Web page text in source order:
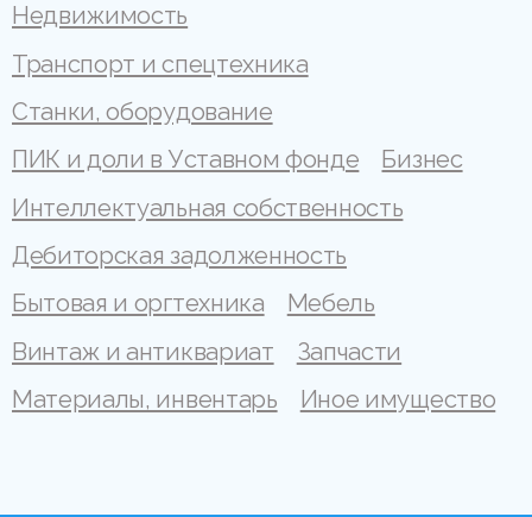
Недвижимость
Транспорт и спецтехника
Станки, оборудование
ПИК и доли в Уставном фонде
Бизнес
Интеллектуальная собственность
Дебиторская задолженность
Бытовая и оргтехника
Мебель
Винтаж и антиквариат
Запчасти
Материалы, инвентарь
Иное имущество